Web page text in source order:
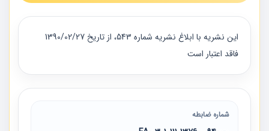
اين نشريه با ابلاغ نشريه شماره 543، از تاريخ 1390/02/27
فاقد اعتبار است
شماره ضابطه